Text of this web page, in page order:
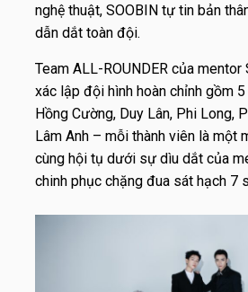
nghệ thuật, SOOBIN tự tin bản
dẫn dắt toàn đội.
Team ALL-ROUNDER của
xác lập đội hình hoàn chỉnh gồm
Hồng Cường, Duy Lân, Phi Long,
Lâm Anh – mỗi thành viên là một
cùng hội tụ dưới sự dìu dắt của
chinh phục chặng đua sát hạch 7